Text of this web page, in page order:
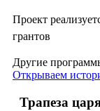
Проект
грантов
Другие
Открываем
Трапеза